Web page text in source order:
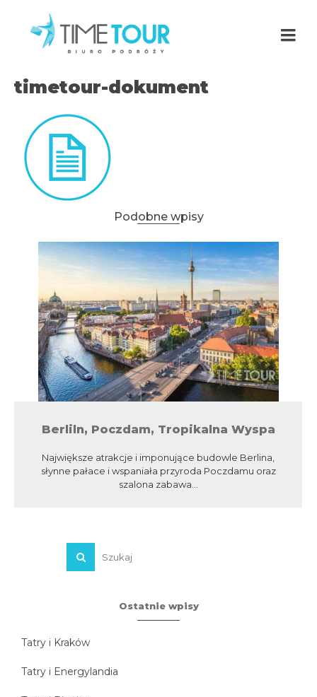
timetour-dokument
Podobne wpisy
Berliln, Poczdam, Tropikalna Wyspa
Największe atrakcje i imponujące budowle Berlina,
słynne pałace i wspaniała przyroda Poczdamu oraz
szalona zabawa...
Ostatnie wpisy
Tatry i Kraków
Tatry i Energylandia